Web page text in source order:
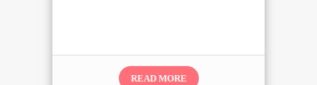
READ MORE